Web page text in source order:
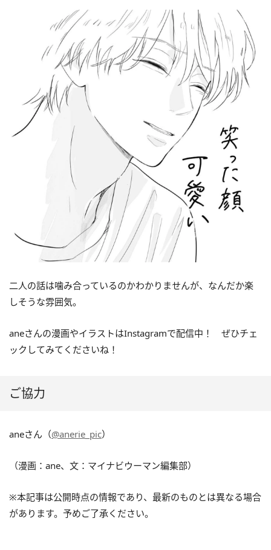
二人の話は噛み合っているのかわかりませんが、なんだか楽
しそうな雰囲気。
aneさんの漫画やイラストはInstagramで配信中！ ぜひチェ
ックしてみてくださいね！
ご協力
aneさん（@anerie_pic）
（漫画：ane、文：マイナビウーマン編集部）
※本記事は公開時点の情報であり、最新のものとは異なる場合
があります。予めご了承ください。